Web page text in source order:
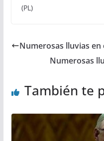
(PL)
Numerosas lluvias
Numerosas
También te